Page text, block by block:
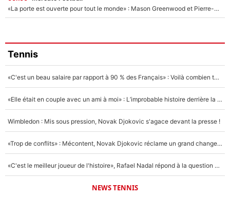
«La porte est ouverte pour tout le monde» : Mason Greenwood et Pierre-Emerick Aubameyang ont quitté l'OM, Amine Gouiri balance sur la suite du mercato et sur la réaction du vestiaire !
Tennis
«C'est un beau salaire par rapport à 90 % des Français» : Voilà combien touchait Nelson Monfort sur France Télévisions avant de rejoindre CNews
«Elle était en couple avec un ami à moi» : L’improbable histoire derrière la «seule relation longue» de Novak Djokovic
Wimbledon : Mis sous pression, Novak Djokovic s'agace devant la presse !
«Trop de conflits» : Mécontent, Novak Djokovic réclame un grand changement !
«C'est le meilleur joueur de l'histoire», Rafael Nadal répond à la question que tout le monde se pose !
NEWS TENNIS